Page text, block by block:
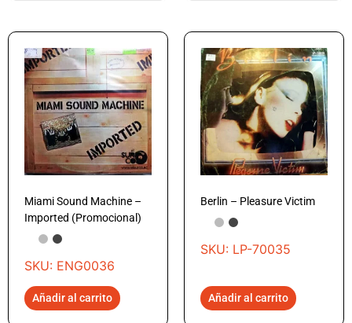
Miami Sound Machine –
Imported (Promocional)
SKU: ENG0036
Añadir al carrito
Berlin – Pleasure Victim
SKU: LP-70035
Añadir al carrito